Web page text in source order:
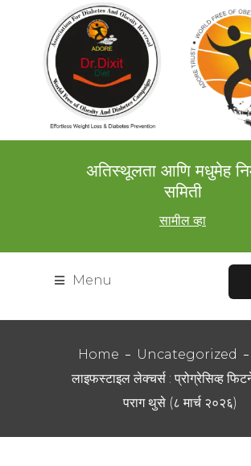
अतिस्थूलता आणि मधुमेह
समिती
सामील व्हा
Menu
Home Uncategorized
लाइफस्टाइल लेक्चर्स : प्रोग्रेसिव्ह
पराग थुसे (८ मार्च २०२६)